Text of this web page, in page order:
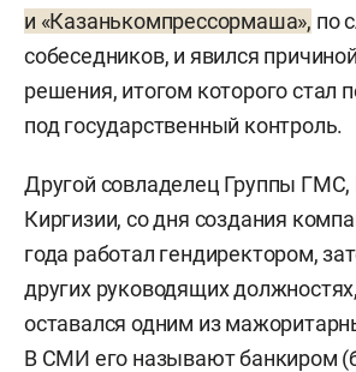
и «Казанькомпрессормаша», по
собеседников, и явился
решения, итогом которого стал
под государственный контроль.
Другой совладелец Группы
Киргизии, со дня создания
года работал гендиректором,
других руководящих
оставался одним из
В СМИ его называют банкиром